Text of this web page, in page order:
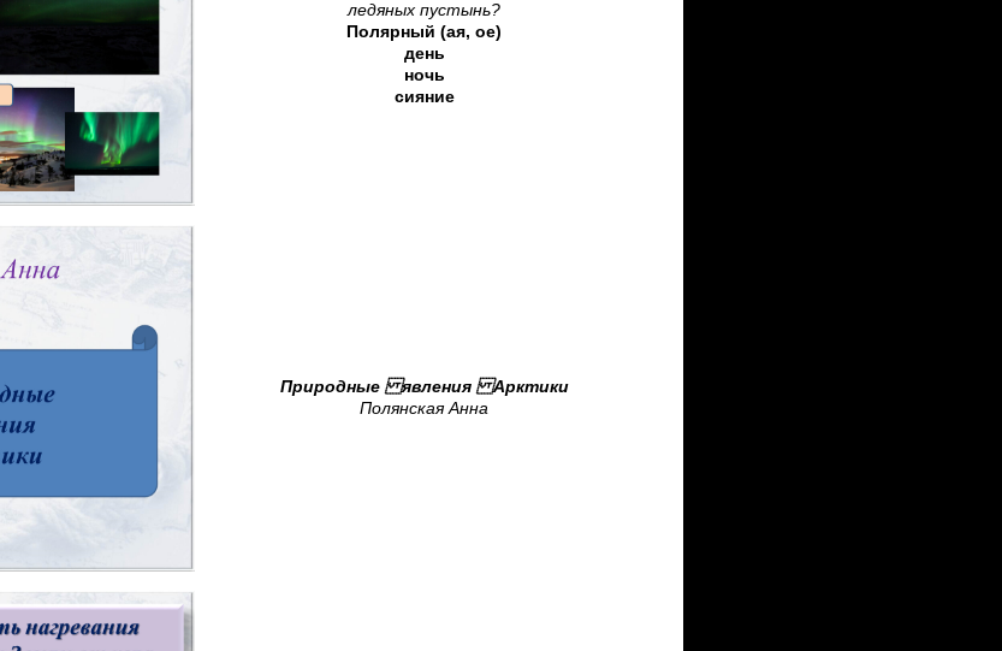
ледяных пустынь?
Полярный (ая, ое)
день
ночь
сияние
Природные явления Арктики
Полянская Анна